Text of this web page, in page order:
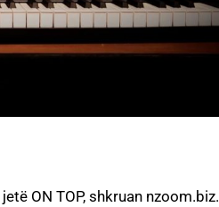
ON TOP, shkruan nzoom.biz.